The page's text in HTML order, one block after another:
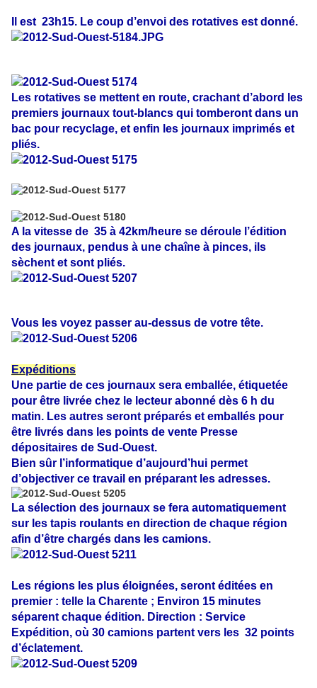
Il est 23h15. Le coup d’envoi des rotatives est donné.
Les rotatives se mettent en route, crachant d’abord les
premiers journaux tout-blancs qui tomberont dans un
bac pour recyclage, et enfin les journaux imprimés et
pliés.
A la vitesse de 35 à 42km/heure se déroule l’édition
des journaux, pendus à une chaîne à pinces, ils
sèchent et sont pliés.
Vous les voyez passer au-dessus de votre tête.
Expéditions
Une partie de ces journaux sera emballée, étiquetée
pour être livrée chez le lecteur abonné dès 6 h du
matin. Les autres seront préparés et emballés pour
être livrés dans les points de vente Presse
dépositaires de Sud-Ouest.
Bien sûr l’informatique d’aujourd’hui permet
d’objectiver ce travail en préparant les adresses.
La sélection des journaux se fera automatiquement
sur les tapis roulants en direction de chaque région
afin d’être chargés dans les camions.
Les régions les plus éloignées, seront éditées en
premier : telle la Charente ; Environ 15 minutes
séparent chaque édition. Direction : Service
Expédition, où 30 camions partent vers les 32 points
d’éclatement.